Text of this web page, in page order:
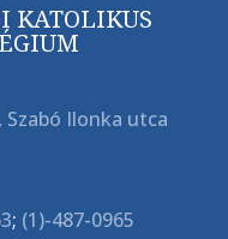
KATOLIKUS
Szabó Ilonka utca
; (1)-487-0965